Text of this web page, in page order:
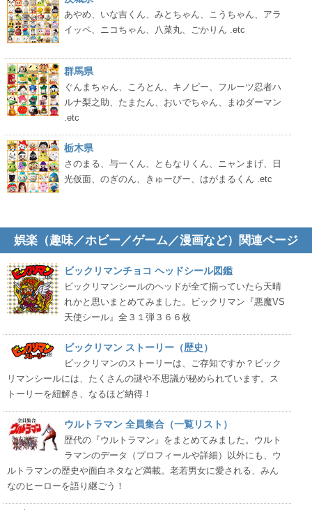
あやめ、いな吉くん、みとちゃん、こうちゃん、アラ
イッペ、ニコちゃん、八菜丸、ごかりん .etc
群馬県
ぐんまちゃん、ころとん、キノピー、フルーツ忍者ハ
ルナ梨之助、たまたん、おいでちゃん、まゆダーマン
.etc
栃木県
さのまる、与一くん、ともなりくん、ニャンまげ、日
光仮面、のぎのん、きゅーびー、はがまるくん .etc
娯楽（趣味／ホビー／ゲーム／漫画など）関連ページ
ビックリマンチョコ ヘッドシール図鑑
ビックリマンシールのヘッドが全て揃っていたら天晴
れかと思いまとめてみました。ビックリマン『悪魔VS
天使シール』全３１弾３６６枚
ビックリマン ストーリー（歴史）
ビックリマンのストーリーは、ご存知ですか？ビック
リマンシールには、たくさんの謎や不思議が秘められています。ス
トーリーを紐解き、なるほど納得！
ウルトラマン 全員集合（一覧リスト）
歴代の『ウルトラマン』をまとめてみました。ウルト
ラマンのデータ（プロフィールや詳細）以外にも、ウ
ルトラマンの歴史や面白ネタなど満載。老若男女に愛される、みん
なのヒーローを語り継ごう！